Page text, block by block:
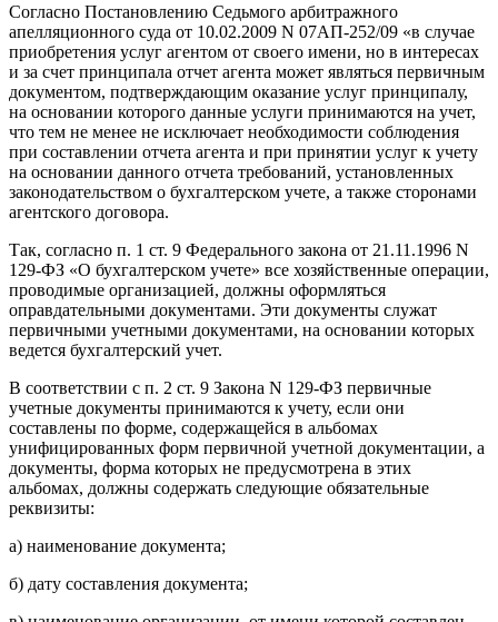
Согласно Постановлению Седьмого арбитражного
апелляционного суда от 10.02.2009 N 07АП-252/09 «в случае
приобретения услуг агентом от своего имени, но в интересах
и за счет принципала отчет агента может являться первичным
документом, подтверждающим оказание услуг принципалу,
на основании которого данные услуги принимаются на учет,
что тем не менее не исключает необходимости соблюдения
при составлении отчета агента и при принятии услуг к учету
на основании данного отчета требований, установленных
законодательством о бухгалтерском учете, а также сторонами
агентского договора.
Так, согласно п. 1 ст. 9 Федерального закона от 21.11.1996 N
129-ФЗ «О бухгалтерском учете» все хозяйственные операции,
проводимые организацией, должны оформляться
оправдательными документами. Эти документы служат
первичными учетными документами, на основании которых
ведется бухгалтерский учет.
В соответствии с п. 2 ст. 9 Закона N 129-ФЗ первичные
учетные документы принимаются к учету, если они
составлены по форме, содержащейся в альбомах
унифицированных форм первичной учетной документации, а
документы, форма которых не предусмотрена в этих
альбомах, должны содержать следующие обязательные
реквизиты:
а) наименование документа;
б) дату составления документа;